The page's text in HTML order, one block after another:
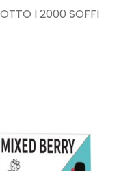
I 2000 SOFFI